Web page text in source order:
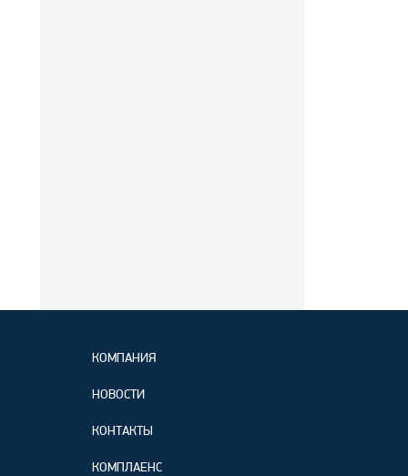
КОМПАНИЯ
НОВОСТИ
КОНТАКТЫ
КОМПЛАЕНС